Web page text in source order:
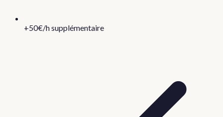
+50€/h supplémentaire